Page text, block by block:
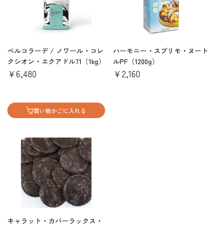
ベルコラーデ / ノワール・コレ
クシオン・エクアドル71（1kg）
￥6,480
買い物かごに入れる
ハーモニー・スブリモ・ヌート
ルPF（1200g）
￥2,160
キャラット・カバーラックス・